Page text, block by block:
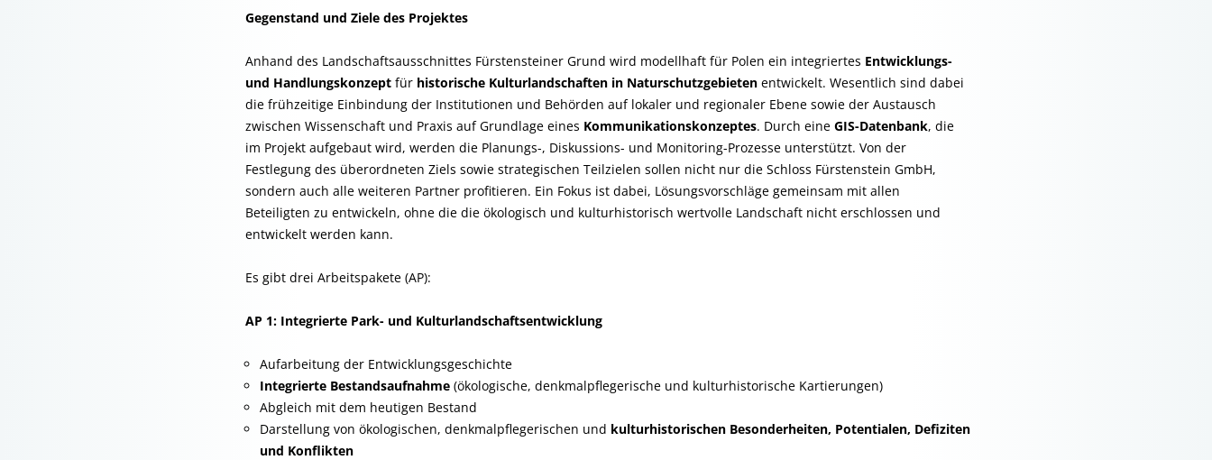
Gegenstand und Ziele des Projektes
Anhand des Landschaftsausschnittes Fürstensteiner Grund wird modellhaft für Polen ein integriertes Entwicklungs-
und Handlungskonzept für historische Kulturlandschaften in Naturschutzgebieten entwickelt. Wesentlich sind dabei
die frühzeitige Einbindung der Institutionen und Behörden auf lokaler und regionaler Ebene sowie der Austausch
zwischen Wissenschaft und Praxis auf Grundlage eines Kommunikationskonzeptes. Durch eine GIS-Datenbank, die
im Projekt aufgebaut wird, werden die Planungs-, Diskussions- und Monitoring-Prozesse unterstützt. Von der
Festlegung des überordneten Ziels sowie strategischen Teilzielen sollen nicht nur die Schloss Fürstenstein GmbH,
sondern auch alle weiteren Partner profitieren. Ein Fokus ist dabei, Lösungsvorschläge gemeinsam mit allen
Beteiligten zu entwickeln, ohne die die ökologisch und kulturhistorisch wertvolle Landschaft nicht erschlossen und
entwickelt werden kann.
Es gibt drei Arbeitspakete (AP):
AP 1: Integrierte Park- und Kulturlandschaftsentwicklung
Aufarbeitung der Entwicklungsgeschichte
Integrierte Bestandsaufnahme (ökologische, denkmalpflegerische und kulturhistorische Kartierungen)
Abgleich mit dem heutigen Bestand
Darstellung von ökologischen, denkmalpflegerischen und kulturhistorischen Besonderheiten, Potentialen, Defiziten
und Konflikten